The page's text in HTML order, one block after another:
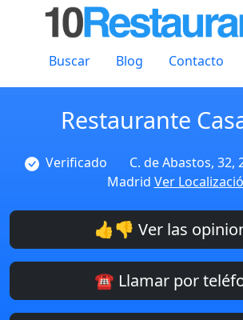
Buscar Blog Contacto
Restaurante
Verificado
C. de Abastos, 32,
Madrid Ver
👍👎 Ver las
☎️ Llamar por